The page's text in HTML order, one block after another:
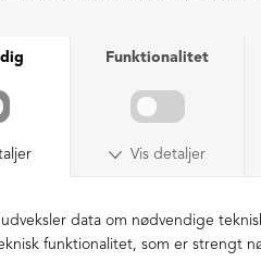
DKK 1.199,00
ØKOLOGISK BOMULD